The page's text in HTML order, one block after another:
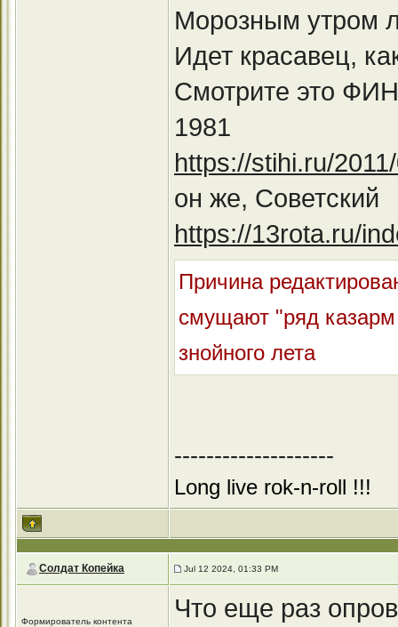
Морозным утром
Идет красавец,
Смотрите это
1981
https://stihi.ru/
он же, Советский
https://13rota.ru/
Причина
смущают "ряд казарм
знойного лета
--------------------
Long live rok-n-roll !!!
Солдат Копейка Jul 12 2024, 01:33 PM
Формирователь контента
Что еще раз